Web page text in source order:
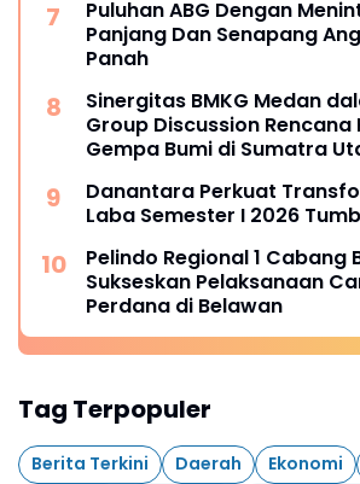
Puluhan ABG Dengan
Panjang Dan Senapang
Panah
Sinergitas BMKG Medan
Group Discussion
Gempa Bumi di Sumatra
Danantara Perkuat
Laba Semester I 2026
Pelindo Regional 1 Cabang
Sukseskan Pelaksanaan
Perdana di Belawan
Tag Terpopuler
Berita Terkini Daerah Ekonomi